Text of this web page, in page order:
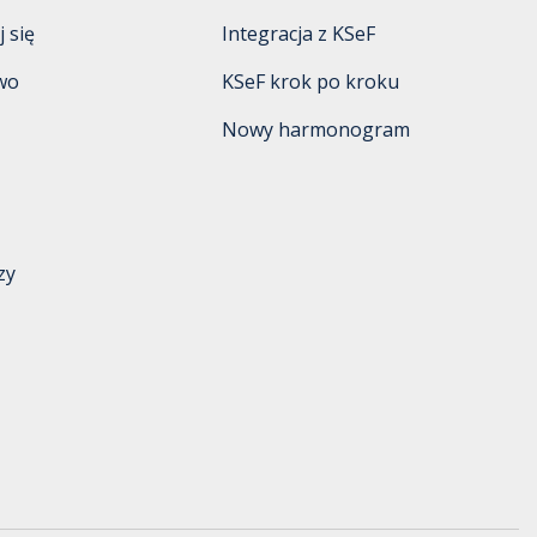
się
Integracja z KSeF
KSeF krok po kroku
Nowy harmonogram